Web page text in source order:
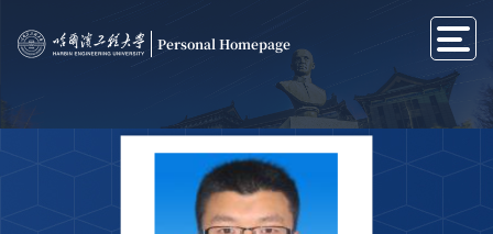
Personal Homepage